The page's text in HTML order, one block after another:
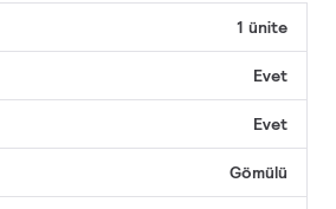
1 ünite
Evet
Evet
Gömülü